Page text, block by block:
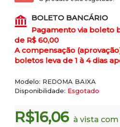
BOLETO BANCÁRIO
Pagamento via boleto
de R$ 60,00
A compensação
boletos leva de 1 à 4 dias
Modelo: REDOMA BAIXA
Disponibilidade: Esgotado
R$16,06 à vista com